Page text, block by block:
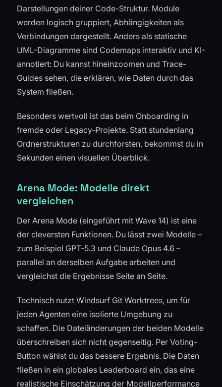
Darstellungen deiner Code-Struktur. Module
werden logisch gruppiert, Abhängigkeiten als
Verbindungen dargestellt. Anders als statische
UML-Diagramme sind Codemaps interaktiv und KI-
annotiert: Du kannst hineinzoomen und Trace-
Guides sehen, die erklären, wie Daten durch das
System fließen.
Besonders wertvoll ist das beim Onboarding in
fremde oder Legacy-Projekte. Statt stundenlang
Ordnerstrukturen zu durchforsten, bekommst du in
Sekunden einen visuellen Überblick.
Arena Mode: Modelle direkt
vergleichen
Der Arena Mode (eingeführt mit Wave 14) ist eine
der cleversten Funktionen. Du lässt zwei Modelle –
zum Beispiel GPT-5.3 und Claude Opus 4.6 –
parallel an derselben Aufgabe arbeiten und
vergleichst die Ergebnisse Seite an Seite.
Technisch nutzt Windsurf Git Worktrees, um für
jeden Agenten eine isolierte Umgebung zu
schaffen. Die Dateiänderungen der beiden Modelle
überschreiben sich nicht gegenseitig. Per Voting-
Button wählst du das bessere Ergebnis. Die Daten
fließen in ein globales Leaderboard ein, das eine
realistische Einschätzung der Modellperformance